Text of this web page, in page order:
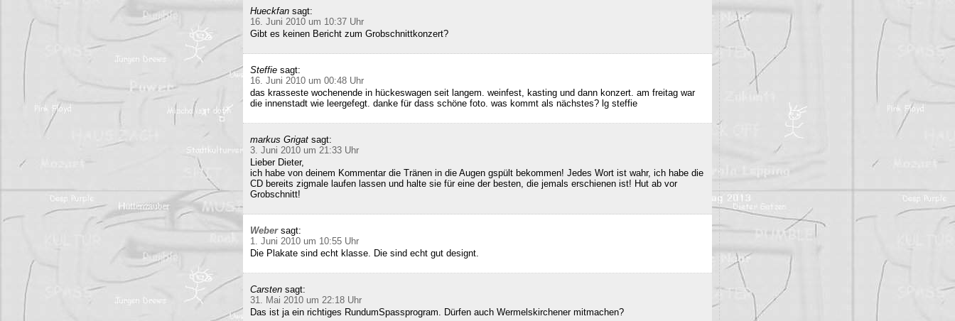
Hueckfan sagt:
16. Juni 2010 um 10:37 Uhr
Gibt es keinen Bericht zum Grobschnittkonzert?
Steffie sagt:
16. Juni 2010 um 00:48 Uhr
das krasseste wochenende in hückeswagen seit langem. weinfest, kasting und dann konzert. am freitag war
die innenstadt wie leergefegt. danke für dass schöne foto. was kommt als nächstes? lg steffie
markus Grigat sagt:
3. Juni 2010 um 21:33 Uhr
Lieber Dieter,
ich habe von deinem Kommentar die Tränen in die Augen gspült bekommen! Jedes Wort ist wahr, ich habe die
CD bereits zigmale laufen lassen und halte sie für eine der besten, die jemals erschienen ist! Hut ab vor
Grobschnitt!
Weber sagt:
1. Juni 2010 um 10:55 Uhr
Die Plakate sind echt klasse. Die sind echt gut designt.
Carsten sagt:
31. Mai 2010 um 22:18 Uhr
Das ist ja ein richtiges RundumSpassprogram. Dürfen auch Wermelskirchener mitmachen?